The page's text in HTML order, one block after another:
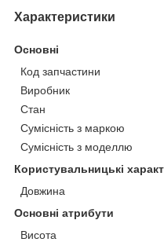
Характеристики
Основні
Код запчастини
Виробник
Стан
Сумісність з маркою
Сумісність з моделлю
Користувальницькі
Довжина
Основні атрибути
Висота